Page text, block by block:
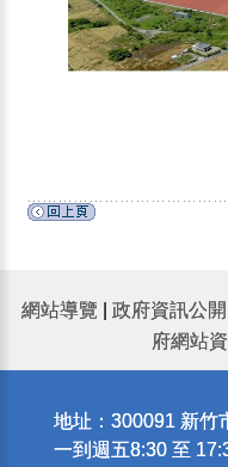
網站導覽 政府資訊公開
府網站
地址：300091 新竹
一到週五8:30 至